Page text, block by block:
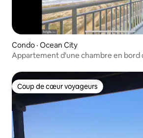
Condo · Ocean City
Appartement d'une chambre en bord
Coup de cœur voyageurs
Coup de cœur voyageurs